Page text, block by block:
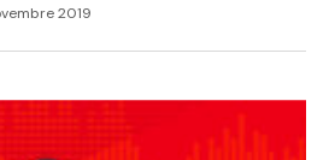
2019